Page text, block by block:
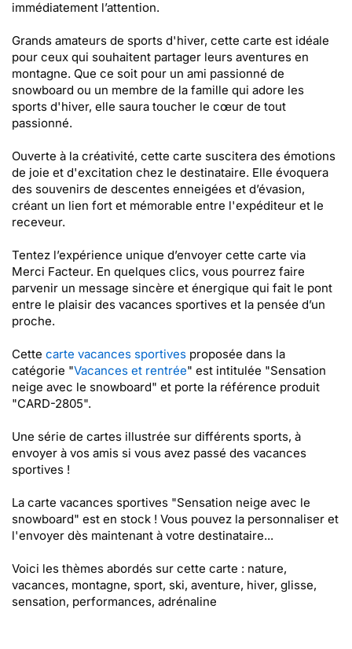
immédiatement l’attention.
Grands amateurs de sports d'hiver, cette carte est idéale
pour ceux qui souhaitent partager leurs aventures en
montagne. Que ce soit pour un ami passionné de
snowboard ou un membre de la famille qui adore les
sports d'hiver, elle saura toucher le cœur de tout
passionné.
Ouverte à la créativité, cette carte suscitera des émotions
de joie et d'excitation chez le destinataire. Elle évoquera
des souvenirs de descentes enneigées et d’évasion,
créant un lien fort et mémorable entre l'expéditeur et le
receveur.
Tentez l’expérience unique d’envoyer cette carte via
Merci Facteur. En quelques clics, vous pourrez faire
parvenir un message sincère et énergique qui fait le pont
entre le plaisir des vacances sportives et la pensée d’un
proche.
Cette carte vacances sportives proposée dans la
catégorie "Vacances et rentrée" est intitulée "Sensation
neige avec le snowboard" et porte la référence produit
"CARD-2805".
Une série de cartes illustrée sur différents sports, à
envoyer à vos amis si vous avez passé des vacances
sportives !
La carte vacances sportives "Sensation neige avec le
snowboard" est en stock ! Vous pouvez la personnaliser et
l'envoyer dès maintenant à votre destinataire...
Voici les thèmes abordés sur cette carte : nature,
vacances, montagne, sport, ski, aventure, hiver, glisse,
sensation, performances, adrénaline